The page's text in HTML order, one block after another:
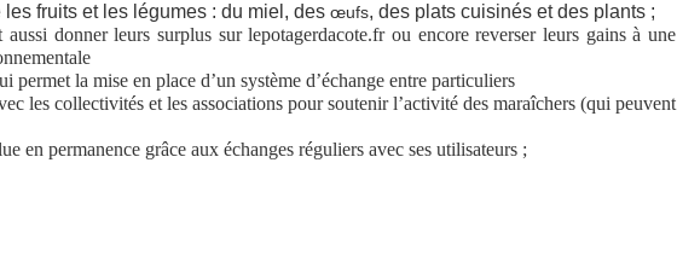
les fruits et les légumes : du miel, des œufs, des plats cuisinés et des plants ;
donner leurs surplus sur lepotagerdacote.fr ou encore reverser leurs gains à une
permet la mise en place d’un système d’échange entre particuliers
les collectivités et les associations pour soutenir l’activité des maraîchers (qui peuvent
en permanence grâce aux échanges réguliers avec ses utilisateurs ;